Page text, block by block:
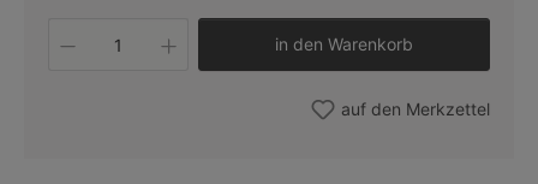
Produkt Anzahl: Gib den
in den Warenkorb
auf den Merkzettel